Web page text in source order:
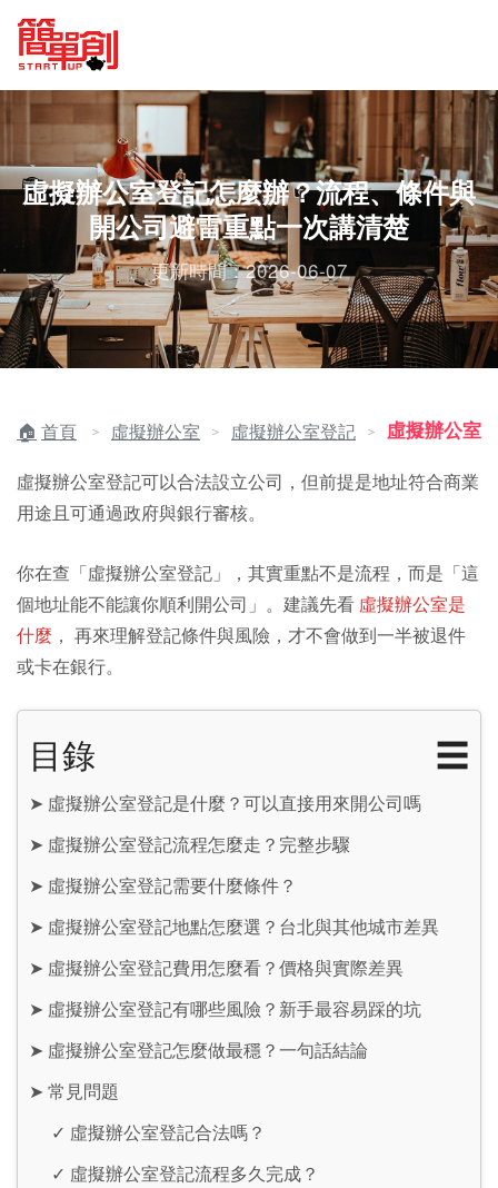
虛擬辦公室登記怎麼辦？流程、條件與
開公司避雷重點一次講清楚
更新時間：2026-06-07
首頁 ＞ 虛擬辦公室 ＞ 虛擬辦公室登記 ＞ 虛擬辦公室
虛擬辦公室登記可以合法設立公司，但前提是地址符合商業
用途且可通過政府與銀行審核。
你在查「虛擬辦公室登記」，其實重點不是流程，而是「這
個地址能不能讓你順利開公司」。建議先看 虛擬辦公室是
什麼 ， 再來理解登記條件與風險，才不會做到一半被退件
或卡在銀行。
目錄 ☰
➤ 虛擬辦公室登記是什麼？可以直接用來開公司嗎
➤ 虛擬辦公室登記流程怎麼走？完整步驟
➤ 虛擬辦公室登記需要什麼條件？
➤ 虛擬辦公室登記地點怎麼選？台北與其他城市差異
➤ 虛擬辦公室登記費用怎麼看？價格與實際差異
➤ 虛擬辦公室登記有哪些風險？新手最容易踩的坑
➤ 虛擬辦公室登記怎麼做最穩？一句話結論
➤ 常見問題
✓ 虛擬辦公室登記合法嗎？
✓ 虛擬辦公室登記流程多久完成？